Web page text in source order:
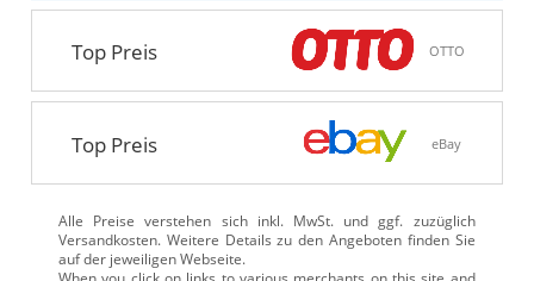
Top Preis OTTO
Top Preis eBay
Alle Preise verstehen sich inkl. MwSt. und ggf. zuzüglich
Versandkosten. Weitere Details zu den Angeboten finden Sie
auf der jeweiligen Webseite.